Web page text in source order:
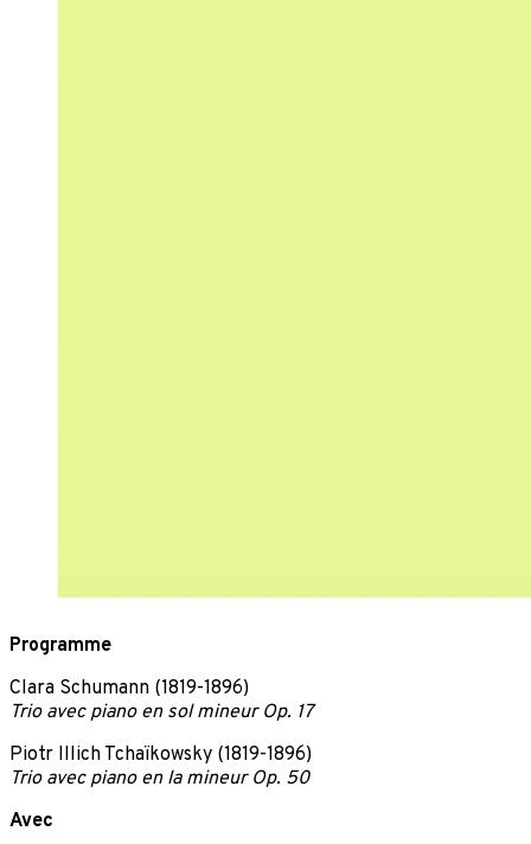
Programme
Clara Schumann (1819-1896)
Trio avec piano en sol mineur Op. 17
Piotr Illich Tchaïkowsky (1819-1896)
Trio avec piano en la mineur Op. 50
Avec